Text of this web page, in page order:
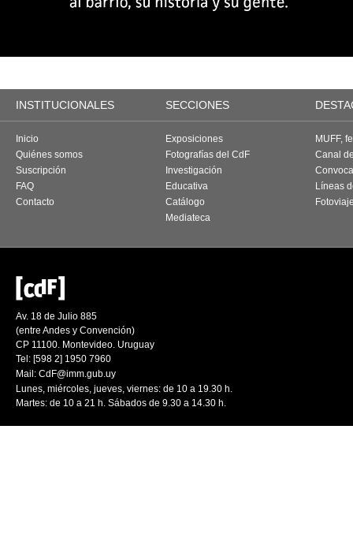
INSTITUCIONALES SECCIONES
Inicio
Quiénes somos
Suscripción
FAQ
Contacto
Exposiciones
Fotografías del CdF
Investigación
Educativa
Catálogo
Mediateca
MUFF,
Canal
Líneas
Av. 18 de Julio 885
(entre Andes y Convención)
CP 11100. Montevideo. Uruguay
Tel: [598 2] 1950 7960
Mail: CdF@imm.gub.uy
Lunes, miércoles, jueves, viernes: de 10 a 19.30 h.
Martes: de 10 a 21 h. Sábados de 9.30 a 14.30 h.